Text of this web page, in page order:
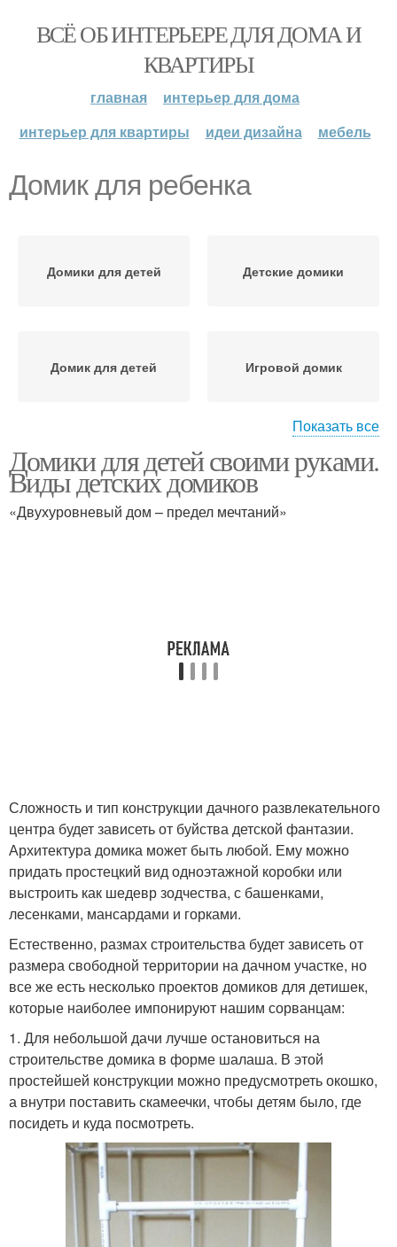
ВСЁ ОБ ИНТЕРЬЕРЕ ДЛЯ ДОМА И
КВАРТИРЫ
главная
интерьер для дома
интерьер для квартиры
идеи дизайна мебель
Домик для ребенка
Домики для детей Детские домики
Домик для детей Игровой домик
Домик из дерева Детский домик
Домик для девочки Домик для дачи
Домик из поддонов Домик на участке
Домик из вагонки Большой домик
Домик из фанеры
Домик в квартире
Показать все
Домики для детей своими руками.
Виды детских домиков
«Двухуровневый дом – предел мечтаний»
Сложность и тип конструкции дачного развлекательного
центра будет зависеть от буйства детской фантазии.
Архитектура домика может быть любой. Ему можно
придать простецкий вид одноэтажной коробки или
выстроить как шедевр зодчества, с башенками,
лесенками, мансардами и горками.
Естественно, размах строительства будет зависеть от
размера свободной территории на дачном участке, но
все же есть несколько проектов домиков для детишек,
которые наиболее импонируют нашим сорванцам:
1. Для небольшой дачи лучше остановиться на
строительстве домика в форме шалаша. В этой
простейшей конструкции можно предусмотреть окошко,
а внутри поставить скамеечки, чтобы детям было, где
посидеть и куда посмотреть.